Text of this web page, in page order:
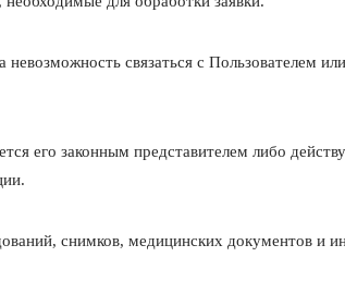
связаться с Пользователем
его законным представителем либо
снимков, медицинских документов и